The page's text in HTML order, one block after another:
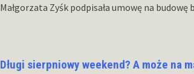
Małgorzata Zyśk podpisała umowę na
Długi sierpniowy weekend? A może na